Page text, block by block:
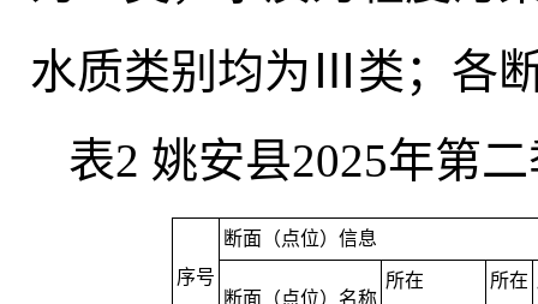
水质类别均为Ⅲ类； 各
表2 姚安县2025年第
序号
断面（点位）信息
断面（点位）名称
所在
所在